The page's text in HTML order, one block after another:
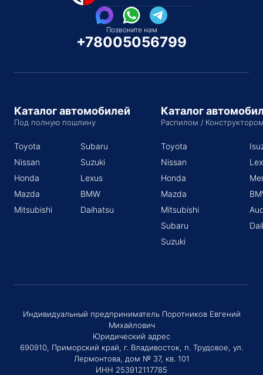
Позвоните нам
+78005056799
Каталог автомобилей
Под полную пошлину
Toyota
Nissan
Honda
Mazda
Mitsubishi
Subaru
Suzuki
Lexus
BMW
Daihatsu
Каталог
Распилом /
Toyota
Nissan
Honda
Mazda
Mitsubishi
Subaru
Suzuki
Индивидуальный предприниматель Поротников Евгений
Михайлович
Юридический адрес
690910, Приморский край, г. Владивосток, п. Трудовое, ул.
Лермонтова, дом № 37, кв. 101
ИНН 253912117785